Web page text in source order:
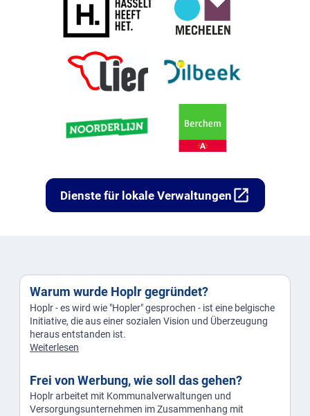
Dienste für lokale Verwaltungen open_in_new
Warum wurde Hoplr gegründet?
Hoplr - es wird wie "Hopler" gesprochen - ist eine belgische
Initiative, die aus einer sozialen Vision und Überzeugung
heraus entstanden ist.
Weiterlesen
Frei von Werbung, wie soll das gehen?
Hoplr arbeitet mit Kommunalverwaltungen und
Versorgungsunternehmen im Zusammenhang mit